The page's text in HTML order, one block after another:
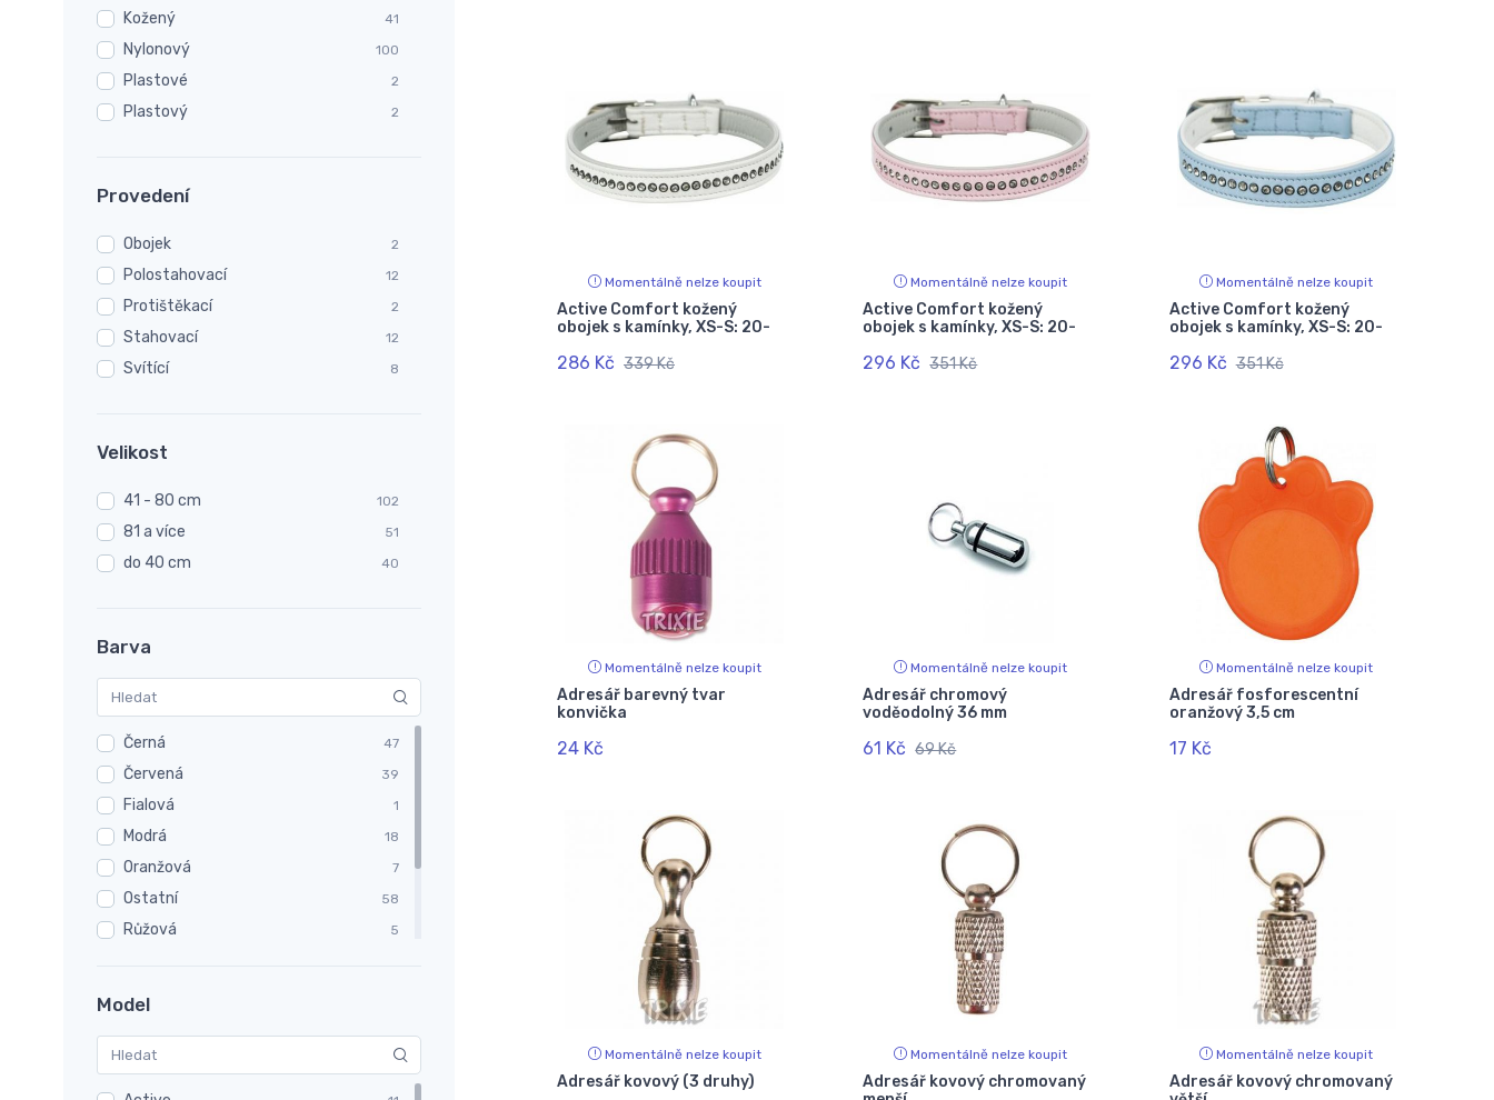
Kruuse 13
NUM'axes 1
PETAMME® 54
PetGift 1
TOPAS
Trixie 869
Zolux 187
ZoOo.cz 2
Kožený 41
Nylonový 100
Plastové 2
Plastový 2
Provedení
Obojek 2
Polostahovací 12
Protištěkací 2
Stahovací 12
Svítící 8
Velikost
41 - 80 cm 102
81 a více 51
do 40 cm 40
Barva
Černá 47
Červená 39
Fialová 1
Modrá 18
Oranžová 7
Ostatní 58
Růžová 5
Model
Momentálně nelze koupit
Active Comfort kožený
obojek s kamínky, XS-S: 20-
286 Kč 339 Kč
Momentálně nelze koupit
Active Comfort kožený
obojek s kamínky, XS-S: 20-
296 Kč 351 Kč
Momentálně nelze koupit
Active Comfort kožený
obojek s kamínky, XS-S: 20-
296 Kč 351 Kč
Momentálně nelze koupit
Adresář barevný tvar
konvička
24 Kč
Momentálně nelze koupit
Adresář chromový
voděodolný 36 mm
61 Kč 69 Kč
Momentálně nelze koupit
Adresář fosforescentní
oranžový 3,5 cm
17 Kč
Momentálně nelze koupit
Adresář kovový (3 druhy)
Momentálně nelze koupit
Adresář kovový chromovaný
Momentálně nelze koupit
Adresář kovový chromovaný